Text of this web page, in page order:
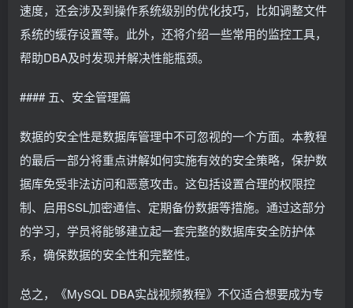
速度，还会涉及到操作系统级别的优化技巧，比如调整文件
系统的缓存设置等。此外，还将介绍一些常用的监控工具，
帮助DBA及时发现并解决性能瓶颈。
#### 五、安全管理篇
数据的安全性是数据库管理中不可忽视的一个方面。本教程
的最后一部分将重点讲解如何实施有效的安全策略，保护数
据库免受非法访问和恶意攻击。这包括设置合理的权限控
制、启用SSL加密通信、定期备份数据等措施。通过这部分
的学习，学员将能够建立起一套完整的数据库安全防护体
系，确保数据的安全性和完整性。
总之，《MySQL DBA实战视频教程》不仅适合想要成为专